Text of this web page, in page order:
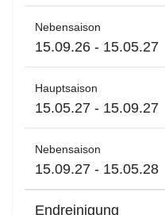
Nebensaison
15.09.26 - 15.05.27
Hauptsaison
15.05.27 - 15.09.27
Nebensaison
15.09.27 - 15.05.28
Endreinigung